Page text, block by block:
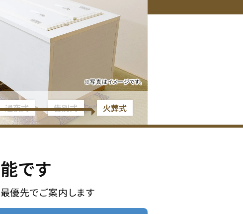
※写真はイメージです。
通夜式 告別式 火葬式
です
優先でご案内します